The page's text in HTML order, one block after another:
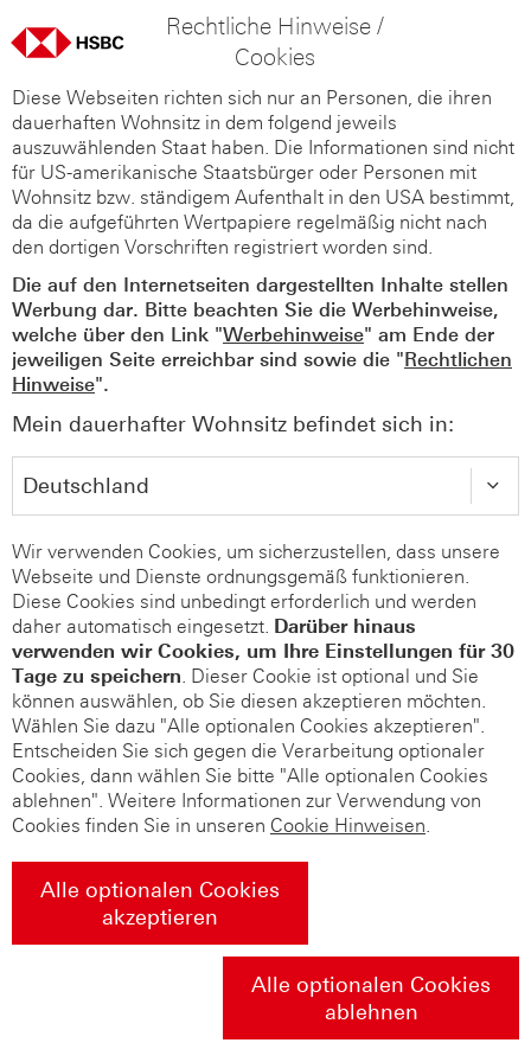
Rechtliche Hinweise /
Cookies
Diese Webseiten richten sich nur an Personen, die ihren
dauerhaften Wohnsitz in dem folgend jeweils
auszuwählenden Staat haben. Die Informationen sind nicht
für US-amerikanische Staatsbürger oder Personen mit
Wohnsitz bzw. ständigem Aufenthalt in den USA bestimmt,
da die aufgeführten Wertpapiere regelmäßig nicht nach
den dortigen Vorschriften registriert worden sind.
Die auf den Internetseiten dargestellten Inhalte stellen
Werbung dar. Bitte beachten Sie die Werbehinweise,
welche über den Link "Werbehinweise" am Ende der
jeweiligen Seite erreichbar sind sowie die "Rechtlichen
Hinweise".
Mein dauerhafter Wohnsitz befindet sich in:
Wir verwenden Cookies, um sicherzustellen, dass unsere
Webseite und Dienste ordnungsgemäß funktionieren.
Diese Cookies sind unbedingt erforderlich und werden
daher automatisch eingesetzt. Darüber hinaus
verwenden wir Cookies, um Ihre Einstellungen für 30
Tage zu speichern. Dieser Cookie ist optional und Sie
können auswählen, ob Sie diesen akzeptieren möchten.
Wählen Sie dazu "Alle optionalen Cookies akzeptieren".
Entscheiden Sie sich gegen die Verarbeitung optionaler
Cookies, dann wählen Sie bitte "Alle optionalen Cookies
ablehnen". Weitere Informationen zur Verwendung von
Cookies finden Sie in unseren Cookie Hinweisen.
Alle optionalen Cookies
akzeptieren
Alle optionalen Cookies
ablehnen